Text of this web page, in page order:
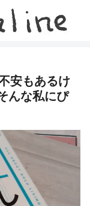
安もあるけ
んな私にぴ